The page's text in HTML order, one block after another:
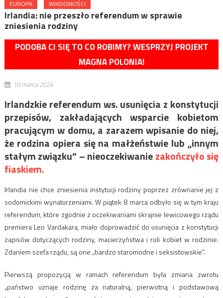
EUROPA WIADOMOŚCI
Irlandia: nie przeszło referendum w sprawie
zniesienia rodziny
PODOBA CI SIĘ TO CO ROBIMY? WESPRZYJ PROJEKT
MAGNA POLONIA!
10 marca 2024
Irlandzkie referendum ws. usunięcia z konstytucji
przepisów, zakładających wsparcie kobietom
pracującym w domu, a zarazem wpisanie do niej,
że rodzina opiera się na małżeństwie lub „innym
stałym związku” – nieoczekiwaniezakończyło się
fiaskiem.
Irlandia nie chce zniesienia instytucji rodziny poprzez zrównanie jej z
sodomickimi wynaturzeniami. W piątek 8 marca odbyło się w tym kraju
referendum, które zgodnie z oczekiwaniami skrajnie lewicowego rządu
premiera Leo Vardakara, miało doprowadzić do usunięcia z konstytucji
zapisów dotyczących rodziny, macierzyństwa i roli kobiet w rodzinie.
Zdaniem szefa rządu, są one „bardzo staromodne i seksistowskie”.
Pierwszą propozycją w ramach referendum była zmiana zwrotu
„państwo uznaje rodzinę za naturalną, pierwotną i podstawową